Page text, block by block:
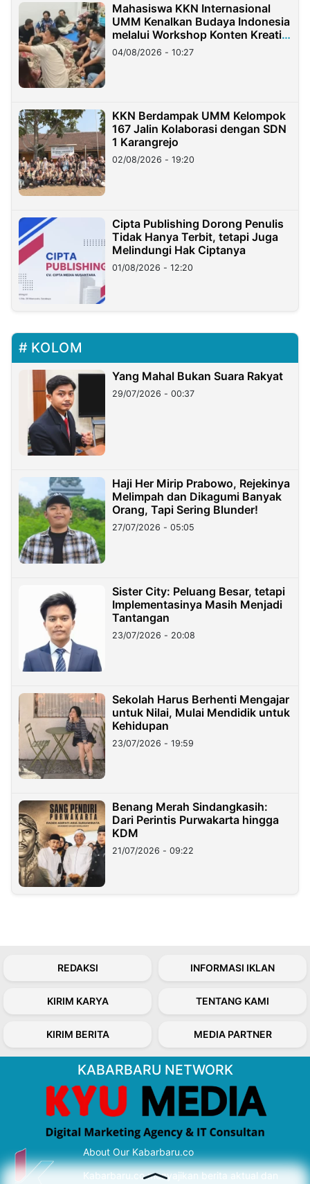
Mahasiswa KKN Internasional
UMM Kenalkan Budaya Indonesia
melalui Workshop Konten Kreatif
di Taiwan
04/08/2026 - 10:27
KKN Berdampak UMM Kelompok
167 Jalin Kolaborasi dengan SDN
1 Karangrejo
02/08/2026 - 19:20
Cipta Publishing Dorong Penulis
Tidak Hanya Terbit, tetapi Juga
Melindungi Hak Ciptanya
01/08/2026 - 12:20
KOLOM
Yang Mahal Bukan Suara Rakyat
29/07/2026 - 00:37
Haji Her Mirip Prabowo, Rejekinya
Melimpah dan Dikagumi Banyak
Orang, Tapi Sering Blunder!
27/07/2026 - 05:05
Sister City: Peluang Besar, tetapi
Implementasinya Masih Menjadi
Tantangan
23/07/2026 - 20:08
Sekolah Harus Berhenti Mengajar
untuk Nilai, Mulai Mendidik untuk
Kehidupan
23/07/2026 - 19:59
Benang Merah Sindangkasih:
Dari Perintis Purwakarta hingga
KDM
21/07/2026 - 09:22
REDAKSI INFORMASI IKLAN
KIRIM KARYA TENTANG KAMI
KIRIM BERITA MEDIA PARTNER
KABARBARU NETWORK
About Our Kabarbaru.co
Kabarbaru.co menyajikan berita aktual dan